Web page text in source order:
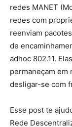
redes MANET
redes com
reenviam
de
adhoc 802.11.
permaneçam em
desligar-se com
Esse post te
Rede